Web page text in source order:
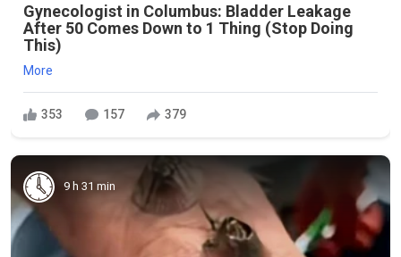
Gynecologist in Columbus: Bladder Leakage
After 50 Comes Down to 1 Thing (Stop Doing
This)
More
353 157 379
9 h 31 min